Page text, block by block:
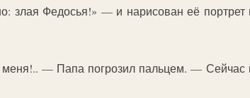
Федосья!» — и нарисован её портрет
— Папа погрозил пальцем. — Сейчас